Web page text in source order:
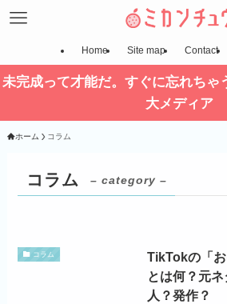
Home Site map Contact
未完成って才能だ。すぐに忘れちゃ
大メディア
ホーム コラム
コラム – category –
コラム
TikTokの「お
とは何？元
人？発作？